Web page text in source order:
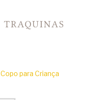
Copo para Criança